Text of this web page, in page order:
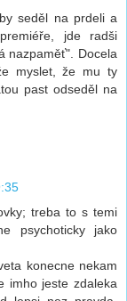
seděl na prdeli a
jde radši
nazpaměť". Docela
myslet, že mu ty
past odseděl na
treba to s temi
psychoticky jako
konecne nekam
imho jeste zdaleka